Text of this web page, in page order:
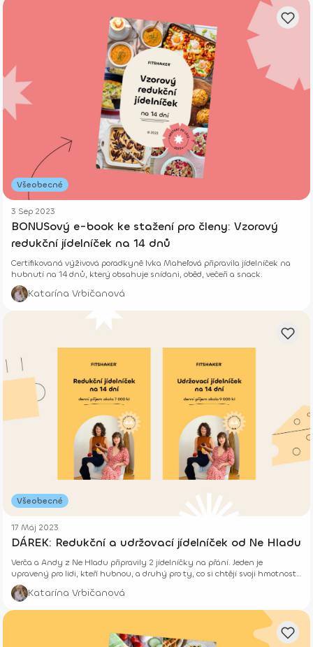
Všeobecné
3 Sep 2023
BONUSový e-book ke stažení pro členy: Vzorový
redukční jídelníček na 14 dnů
Certifikovaná výživová poradkyně Ivka Maheľová připravila jídelníček na
hubnutí na 14 dnů, který obsahuje snídani, oběd, večeři a snack.
Katarína Vrbičanová
Všeobecné
17 Máj 2023
DÁREK: Redukční a udržovací jídelníček od Ne Hladu
Verča a Andy z Ne Hladu připravily 2 jídelníčky na přání. Jeden je
upravený pro lidi, kteří hubnou, a druhý pro ty, co si chtějí svoji hmotnost
udržet. Jsou dostupné pro premium členy v sekci Ke stažení.
Katarína Vrbičanová